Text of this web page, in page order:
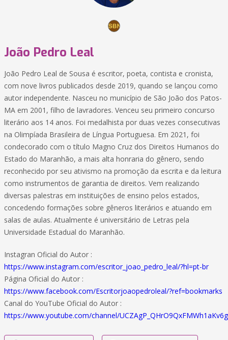
João Pedro Leal
João Pedro Leal de Sousa é escritor, poeta, contista e cronista,
com nove livros publicados desde 2019, quando se lançou como
autor independente. Nasceu no município de São João dos Patos-
MA em 2001, filho de lavradores. Venceu seu primeiro concurso
literário aos 14 anos. Foi medalhista por duas vezes consecutivas
na Olimpíada Brasileira de Língua Portuguesa. Em 2021, foi
condecorado com o título Magno Cruz dos Direitos Humanos do
Estado do Maranhão, a mais alta honraria do gênero, sendo
reconhecido por seu ativismo na promoção da escrita e da leitura
como instrumentos de garantia de direitos. Vem realizando
diversas palestras em instituições de ensino pelos estados,
concedendo formações sobre gêneros literários e atuando em
salas de aulas. Atualmente é universitário de Letras pela
Universidade Estadual do Maranhão.
Instagran Oficial do Autor :
https://www.instagram.com/escritor_joao_pedro_leal/?hl=pt-br
Página Oficial do Autor :
https://www.facebook.com/Escritorjoaopedroleal/?ref=bookmarks
Canal do YouTube Oficial do Autor :
https://www.youtube.com/channel/UCZAgP_QHrO9QxFMWh1aKv6g